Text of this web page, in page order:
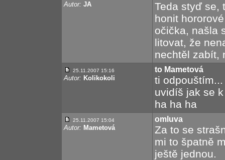
Autor: JA
Teda styď se,
honit
očička, našla
litovat, že
nechtěl zabít,
25.11.2007 15:16
Autor: Kolikokoli
to Mametová
ti
uvidíš jak se
ha ha ha
25.11.2007 15:04
Autor: Mametová
omluva
Za to se
mi to špatně
ještě jednou.